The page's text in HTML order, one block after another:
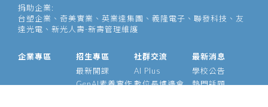
捐助企業:
台塑企業、奇美實業、英業達集團、義隆電子、聯發科技、友
達光電、新光人壽-新壽管理維護
企業專區
招生專區
最新開課
GenAI素養實作
社群交流
AI Plus
數位長爐邊會
最新消息
學校公告
熱門話題